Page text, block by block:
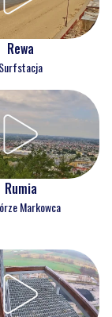
Rewa
Surfstacja
Rumia
Markowca